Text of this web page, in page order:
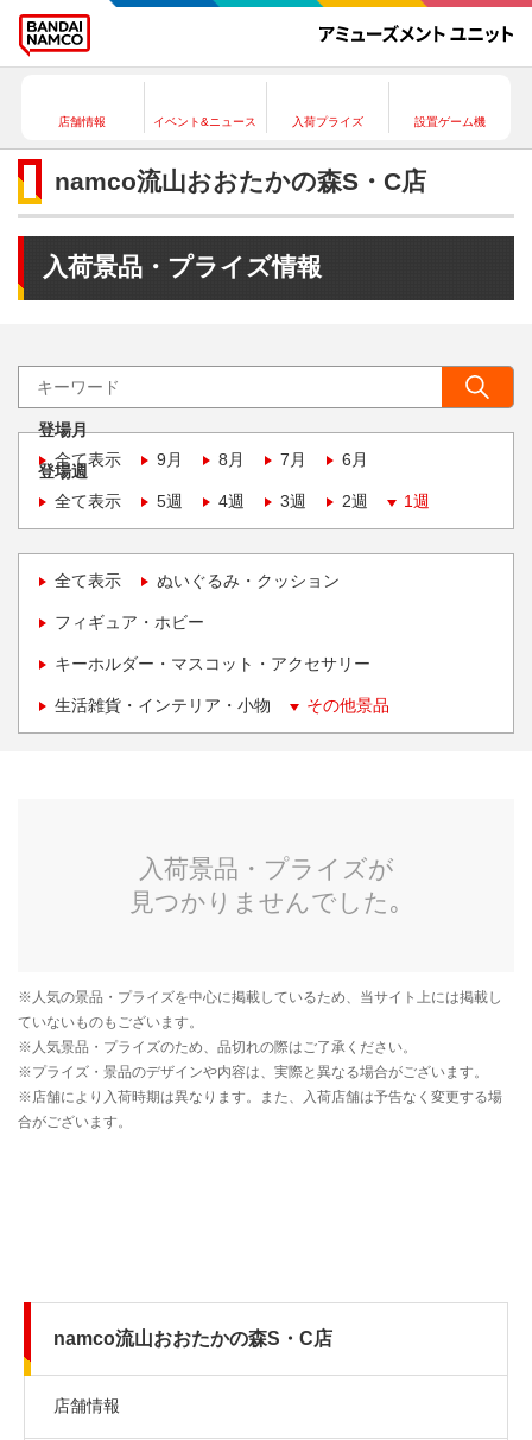
店舗情報 イベント&ニュース 入荷プライズ 設置ゲーム機
namco流山おおたかの森S・C店
入荷景品・プライズ情報
登場月
全て表示
9月 8月 7月 6月
登場週
全て表示
5週 4週 3週 2週 1週
全て表示 ぬいぐるみ・クッション
フィギュア・ホビー
キーホルダー・マスコット・アクセサリー
生活雑貨・インテリア・小物 その他景品
namco流山おおたかの森S・C店
店舗情報